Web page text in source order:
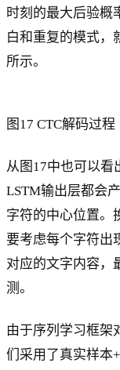
时刻的最大后验概
白和重复的模式，
所示。
图17 CTC解码过程
从图17中也可以看
LSTM输出层都会
字符的中心位置。
要考虑每个字符出
对应的文字内容，
测。
由于序列学习框架
们采用了真实样本